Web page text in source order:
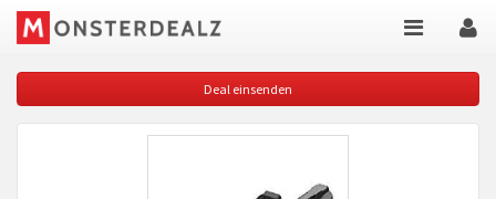
Deal einsenden